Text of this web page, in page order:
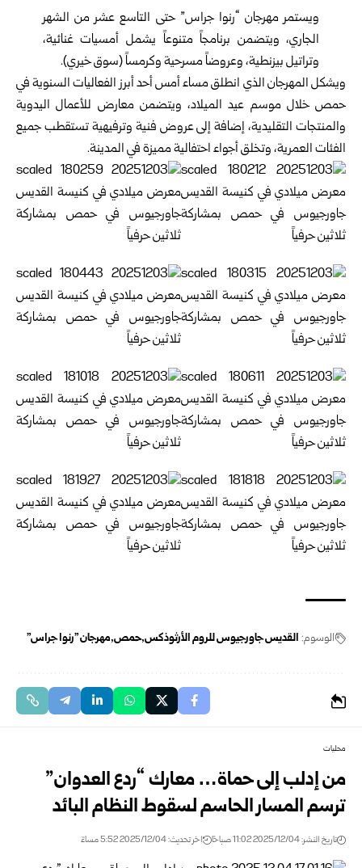
ويستمر مهرجان “رنوا جراس” حتى التاسع عشر من الشهر
الجاري، ويتضمن برنامجاً متنوعاً يشمل أمسيات غنائية،
وتراتيل بيزنطية، وعروضاً مسرحية وكرمساً (سوق خيري).
ويشكل المهرجان الذي انطلق مساء أمس أحد أبرز الفعاليات السنوية في
حمص خلال موسم عيد الميلاد، ويتضمن معارض للأعمال اليدوية
والمنتجات التقليدية، إضافة إلى عروض فنية وترفيهية تستقطب جميع
الفئات العمرية، وتخلق أجواء احتفالية مميزة في المدينة.
الوسوم: القديس جاورجيوس للروم الأرثوذكس حمص مهرجان "رنوا جراس"
محليات
من إدلب إلى حماة… معارك “ردع العدوان”
ترسم المسار الحاسم لسقوط النظام البائد
تاريخ النشر: 2025/12/04 11:02 صباحًا اخر تحديث: 2025/12/04 5:52 مساءً